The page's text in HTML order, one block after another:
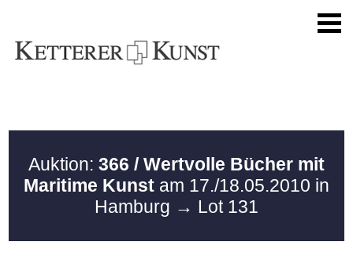
Auktion: 366 / Wertvolle Bücher mit
Maritime Kunst am 17./18.05.2010 in
Hamburg → Lot 131